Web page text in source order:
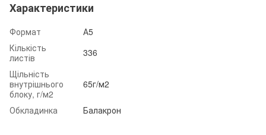
Характеристики
Формат
А5
Кількість
листів
336
Щільність
внутрішнього
блоку, г/м2
65г/м2
Обкладинка Балакрон